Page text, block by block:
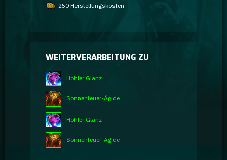
250 Herstellungskosten
WEITERVERARBEITUNG ZU
Hohler Glanz
Sonnenfeuer-Ägide
Hohler Glanz
Sonnenfeuer-Ägide